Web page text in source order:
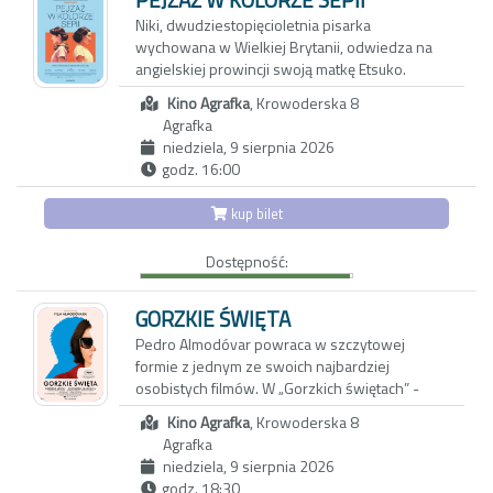
oczach zmieniam to, co wszyscy kochamy
najbardziej: KINO”.
Niki, dwudziestopięcioletnia pisarka
wychowana w Wielkiej Brytanii, odwiedza na
angielskiej prowincji swoją matkę Etsuko.
Pretekstem jest sprzedaż rodzinnego domu,
ale za pozornie zwyczajnym spotkaniem kryje
się potrzeba zadania pytań, które przez lata
pozostawały niewypowiedziane. Niki wie
niewiele o japońskiej przeszłości matki, o
powojennym Nagasaki, z którego Etsuko
wyjechała do Wielkiej Brytanii, ani o
Japonię jej starsza córka Keiko. Wyznania
Etsuko pełne są luk, uników i przemilczeń;
każde wspomnienie może być zarówno
tropem prowadzącym do prawdy, jak i zasłoną
chroniącą przed bolesną pamięcią.
Kino Agrafka, Krowoderska 8
Agrafka
niedziela, 9 sierpnia 2026
godz. 16:00
kup bilet
Dostępność:
GORZKIE ŚWIĘTA
Pedro Almodóvar powraca w szczytowej
formie z jednym ze swoich najbardziej
osobistych filmów. W „Gorzkich świętach” -
jego pierwszej od 5 lat hiszpańskojęzycznej
produkcji - jest wszystko, za co widzowie
kochają jego kino: namiętność, intensywne
kolory, przewrotny humor i pełnokrwiste
Kino Agrafka, Krowoderska 8
Agrafka
niedziela, 9 sierpnia 2026
godz. 18:30